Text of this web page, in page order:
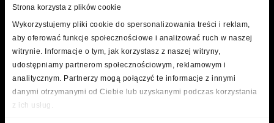
Strona korzysta z plików cookie
Wykorzystujemy pliki cookie do spersonalizowania treści i reklam,
aby oferować funkcje społecznościowe i analizować ruch w naszej
witrynie. Informacje o tym, jak korzystasz z naszej witryny,
udostępniamy partnerom społecznościowym, reklamowym i
analitycznym. Partnerzy mogą połączyć te informacje z innymi
danymi otrzymanymi od Ciebie lub uzyskanymi podczas korzystania
z ich usług.